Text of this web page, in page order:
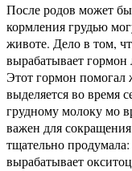
После родов может
кормления грудью
животе. Дело в том,
вырабатывает
Этот гормон помогал
выделяется во время
грудному молоку мо
важен для
тщательно
вырабатывает